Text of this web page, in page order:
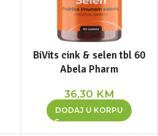
BiVits cink & selen tbl 60
Abela Pharm
36,30 KM
DODAJ U KORPU